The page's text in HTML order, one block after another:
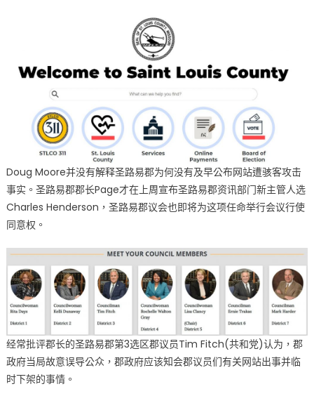
换
上
临
时
页〉
中
Doug Moore并没有解释圣路易郡为何没有及早公布网站遭骇客攻击
事实。圣路易郡郡长Page才在上周宣布圣路易郡资讯部门新主管人选
Charles Henderson，圣路易郡议会也即将为这项任命举行会议行使
同意权。
经常批评郡长的圣路易郡第3选区郡议员Tim Fitch(共和党)认为，郡
政府当局故意误导公众，郡政府应该知会郡议员们有关网站出事并临
时下架的事情。